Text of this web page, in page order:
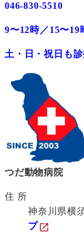
046-830-5510
9〜12時／15〜19
土・日・祝日も
つだ動物病院
住 所
神奈川県横
プ